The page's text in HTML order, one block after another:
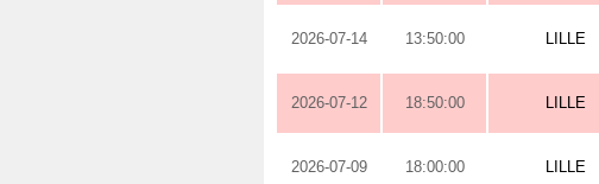
2026-07-14 13:50:00 LILLE
2026-07-12 18:50:00 LILLE
2026-07-09 18:00:00 LILLE